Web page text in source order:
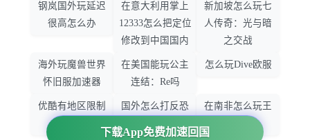
下载App免费加速回国
钢岚国外玩延迟
很高怎么办
在意大利用掌上
12333怎么把定位
修改到中国国内
新加坡怎么玩七
人传奇：光与暗
之交战
海外玩魔兽世界
怀旧服加速器
在美国能玩公主
连结：Re吗
怎么玩Dive欧服
优酷有地区限制
国外怎么打反恐
精英：全球攻势
在南非怎么玩王